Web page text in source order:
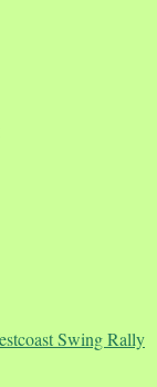
Swing Rally